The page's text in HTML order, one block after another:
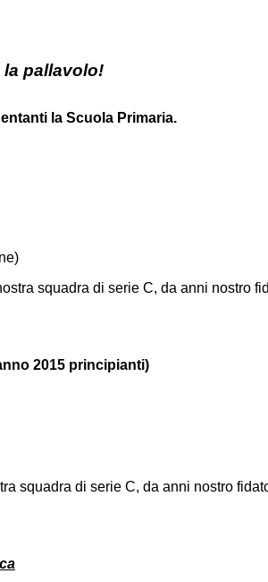
la pallavolo!
la Scuola Primaria.
squadra di serie C, da anni nostro
2015 principianti)
squadra di serie C, da anni nostro